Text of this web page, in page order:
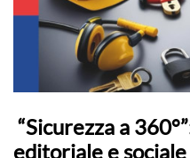
“Sicurezza a
editoriale e sociale